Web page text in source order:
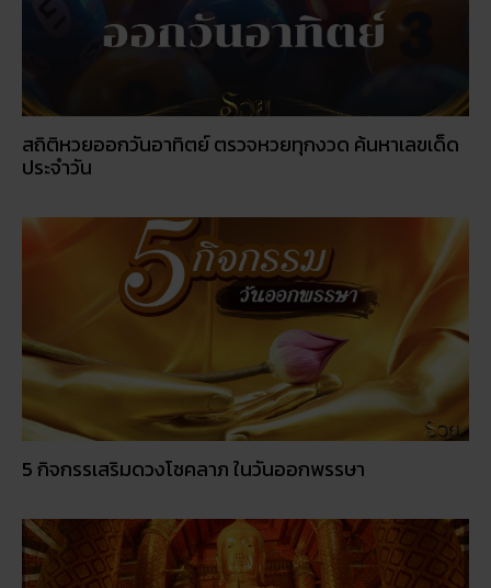
โปรโมชั่นรายเดือน: อะไรคุ้มค่าในปี 2026
© 2026RUAY|slot game